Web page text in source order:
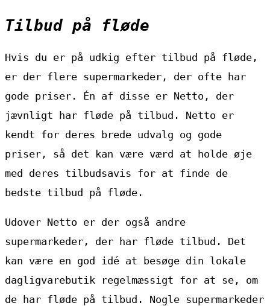
Tilbud på fløde
Hvis du er på udkig efter tilbud på fløde,
er der flere supermarkeder, der ofte har
gode priser. Én af disse er Netto, der
jævnligt har fløde på tilbud. Netto er
kendt for deres brede udvalg og gode
priser, så det kan være værd at holde øje
med deres tilbudsavis for at finde de
bedste tilbud på fløde.
Udover Netto er der også andre
supermarkeder, der har fløde tilbud. Det
kan være en god idé at besøge din lokale
dagligvarebutik regelmæssigt for at se, om
de har fløde på tilbud. Nogle supermarkeder